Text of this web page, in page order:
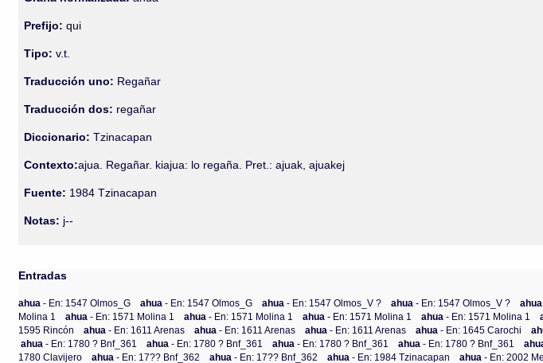
Prefijo: qui
Tipo: v.t.
Traducción uno: Regañar
Traducción dos: regañar
Diccionario:Tzinacapan
Contexto:ajua. Regañar. kiajua: lo regaña. Pret.: ajuak, ajuakej
Fuente: 1984 Tzinacapan
Notas: j--
Entradas
ahua- En: 1547 Olmos_G ahua- En: 1547 Olmos_G ahua- En: 1547 Olmos_V ? ahua- En: 1547 Olmos_V ?
Molina 1
ahua- En: 1571 Molina 1 ahua- En: 1571 Molina 1 ahua- En: 1571 Molina 1 ahua- En: 1571 Molina 1
1595 Rincón
ahua- En: 1611 Arenas ahua- En: 1611 Arenas ahua- En: 1611 Arenas ahua- En: 1645 Carochi
ahua- En: 1780 ? Bnf_361 ahua- En: 1780 ? Bnf_361 ahua- En: 1780 ? Bnf_361 ahua- En: 1780 ? Bnf_361
1780 Clavijero
ahua- En: 17?? Bnf_362 ahua- En: 17?? Bnf_362 ahua- En: 1984 Tzinacapan ahua- En: 2002